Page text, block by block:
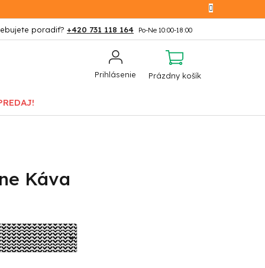
+420 731 118 164
Prihlásenie
NÁKUPNÝ
Prázdny košík
Káva